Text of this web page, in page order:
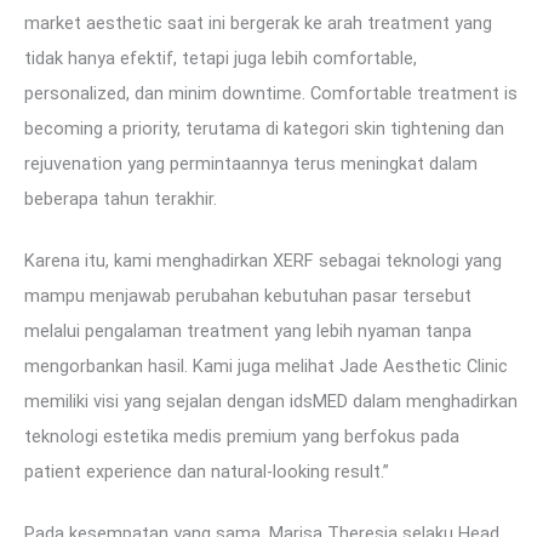
market aesthetic saat ini bergerak ke arah treatment yang
tidak hanya efektif, tetapi juga lebih comfortable,
personalized, dan minim downtime. Comfortable treatment is
becoming a priority, terutama di kategori skin tightening dan
rejuvenation yang permintaannya terus meningkat dalam
beberapa tahun terakhir.
Karena itu, kami menghadirkan XERF sebagai teknologi yang
mampu menjawab perubahan kebutuhan pasar tersebut
melalui pengalaman treatment yang lebih nyaman tanpa
mengorbankan hasil. Kami juga melihat Jade Aesthetic Clinic
memiliki visi yang sejalan dengan idsMED dalam menghadirkan
teknologi estetika medis premium yang berfokus pada
patient experience dan natural-looking result.”